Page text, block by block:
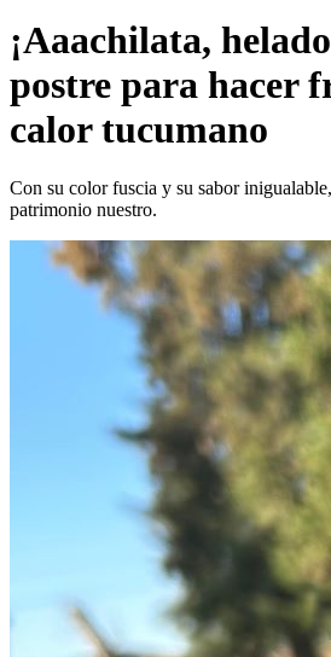
¡Aaachilata,
postre para hacer
calor tucumano
Con su color fuscia y su sabor
patrimonio nuestro.